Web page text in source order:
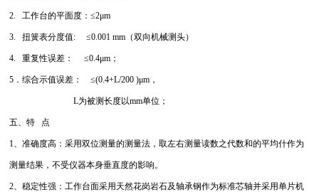
2. 工作台的平面度：≤2μm
3. 扭簧表分度值: ≤0.001 mm（双向机械测头）
4. 重复性误差： ≤0.4μm；
5．综合示值误差： ≤(0.4+L/200 )μm，
L为被测长度以mm单位；
五、特 点
1、准确度高：采用双位测量的测量法，取左右测量读数之代数和的平均什作为
测量结果，不受仪器本身垂直度的影响。
2、稳定性强：工作台面采用天然花岗岩石及轴承钢作为标准芯轴并采用单片机